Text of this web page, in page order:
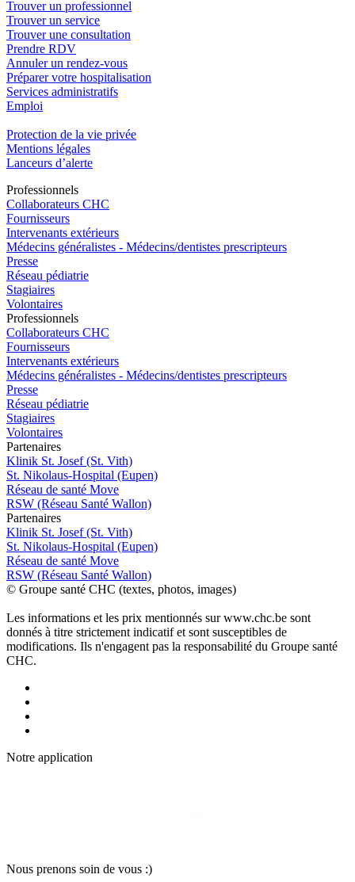
Trouver un professionnel
Trouver un service
Trouver une consultation
Prendre RDV
Annuler un rendez-vous
Préparer votre hospitalisation
Services administratifs
Emploi​
Protection de la vie privée
Mentions légales
Lanceurs d’alerte
Professionnels
Collaborateurs CHC
Fournisseurs
Intervenants extérieurs
Médecins généralistes - Médecins/dentistes prescripteurs
Presse
Réseau pédiatrie
Stagiaires
Volontaires
Professionnels
Collaborateurs CHC
Fournisseurs
Intervenants extérieurs
Médecins généralistes - Médecins/dentistes prescripteurs
Presse
Réseau pédiatrie
Stagiaires
Volontaires
Partenaires
Klinik St. Josef (St. Vith)
St. Nikolaus-Hospital (Eupen)
Réseau de santé Move
RSW (Réseau Santé Wallon)
Partenaires
Klinik St. Josef (St. Vith)
St. Nikolaus-Hospital (Eupen)
Réseau de santé Move
RSW (Réseau Santé Wallon)
© Groupe santé CHC (textes, photos, images)
Les informations et les prix mentionnés sur www.chc.be sont
donnés à titre strictement indicatif et sont susceptibles de
modifications. Ils n'engagent pas la responsabilité du Groupe santé
CHC.
Notre application
Nous prenons soin de vous :)